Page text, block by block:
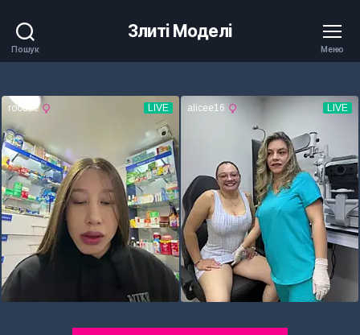
Пошук
Злиті Моделі
Меню